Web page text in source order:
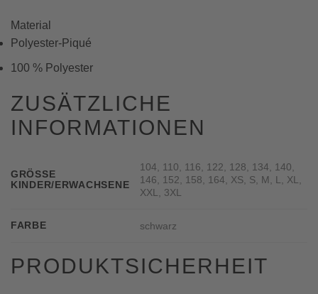
Material
Polyester-Piqué
100 % Polyester
ZUSÄTZLICHE
INFORMATIONEN
GRÖSSE K
INDER/ERWACHSENE
104, 110, 116, 122, 128, 134, 140,
146, 152, 158, 164, XS, S, M, L, XL,
XXL, 3XL
FARBE schwarz
PRODUKTSICHERHEIT